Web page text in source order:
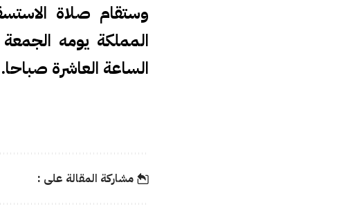
وستقام صلاة
الساعة العاشرة صباحا.
مشاركة المقالة على :